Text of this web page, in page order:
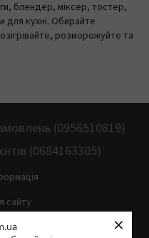
×
блендер, міксер, тостер,
для кухні. Обирайте
розморожуйте та
(0956510819)
(0684163305)
сайту